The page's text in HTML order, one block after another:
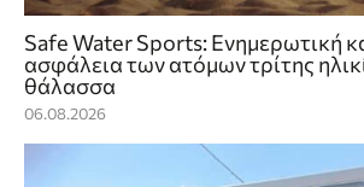
Safe Water Sports: Eνημερωτική
ασφάλεια των ατόμων τρίτης
θάλασσα
06.08.2026